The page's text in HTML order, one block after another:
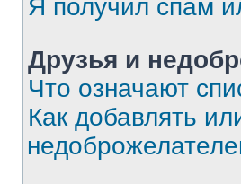
Я получил спам
Друзья и
Что означают
Как добавлять